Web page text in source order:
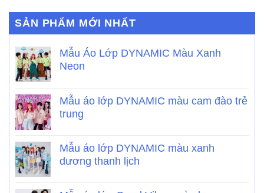
SẢN PHẨM MỚI NHẤT
Mẫu Áo Lớp DYNAMIC Màu Xanh
Neon
Mẫu áo lớp DYNAMIC màu cam đào trẻ
trung
Mẫu áo lớp DYNAMIC màu xanh
dương thanh lịch